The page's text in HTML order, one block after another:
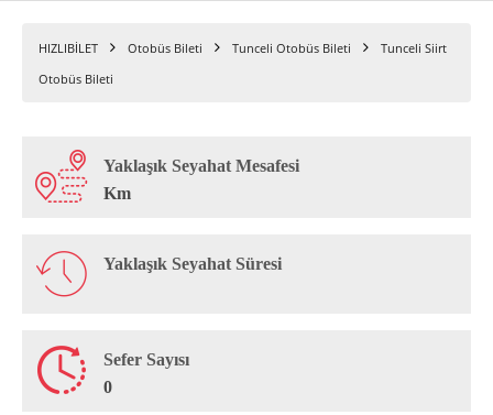
HIZLIBİLET Otobüs Bileti Tunceli Otobüs Bileti
Tunceli Siirt
Otobüs Bileti
Yaklaşık Seyahat Mesafesi
Km
Yaklaşık Seyahat Süresi
Sefer Sayısı
0